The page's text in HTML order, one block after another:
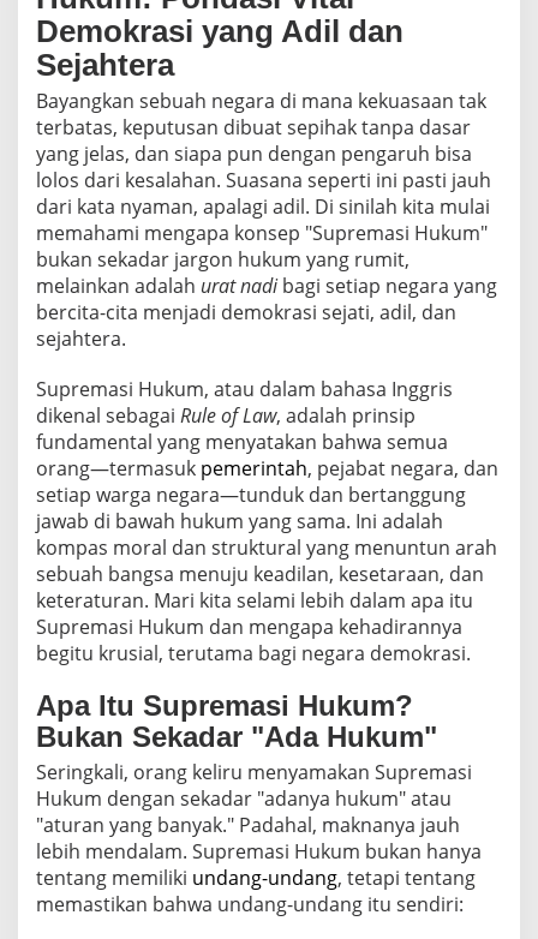
o
s
i
Demokrasi yang Adil dan
Sejahtera
Bayangkan sebuah negara di mana kekuasaan tak
terbatas, keputusan dibuat sepihak tanpa dasar
yang jelas, dan siapa pun dengan pengaruh bisa
lolos dari kesalahan. Suasana seperti ini pasti jauh
dari kata nyaman, apalagi adil. Di sinilah kita mulai
memahami mengapa konsep "Supremasi Hukum"
bukan sekadar jargon hukum yang rumit,
melainkan adalah urat nadibagi setiap negara yang
bercita-cita menjadi demokrasi sejati, adil, dan
sejahtera.
Supremasi Hukum, atau dalam bahasa Inggris
dikenal sebagai Rule of Law, adalah prinsip
fundamental yang menyatakan bahwa semua
orang—termasuk pemerintah, pejabat negara, dan
setiap warga negara—tunduk dan bertanggung
jawab di bawah hukum yang sama. Ini adalah
kompas moral dan struktural yang menuntun arah
sebuah bangsa menuju keadilan, kesetaraan, dan
keteraturan. Mari kita selami lebih dalam apa itu
Supremasi Hukum dan mengapa kehadirannya
begitu krusial, terutama bagi negara demokrasi.
Apa Itu Supremasi Hukum?
Bukan Sekadar "Ada Hukum"
Seringkali, orang keliru menyamakan Supremasi
Hukum dengan sekadar "adanya hukum" atau
"aturan yang banyak." Padahal, maknanya jauh
lebih mendalam. Supremasi Hukum bukan hanya
tentang memiliki undang-undang, tetapi tentang
memastikan bahwa undang-undang itu sendiri: